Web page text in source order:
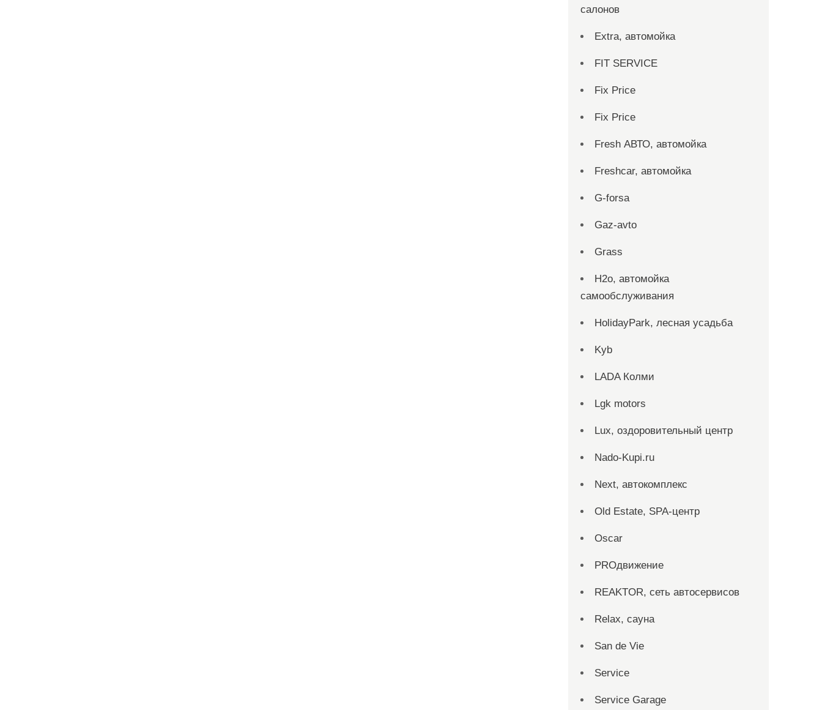
салонов
Extra, автомойка
FIT SERVICE
Fix Price
Fix Price
Fresh АВТО, автомойка
Freshcar, автомойка
G-forsa
Gaz-avto
Grass
H2o, автомойка
самообслуживания
HolidayPark, лесная усадьба
Kyb
LADA Колми
Lgk motors
Lux, оздоровительный центр
Nado-Kupi.ru
Next, автокомплекс
Old Estate, SPA-центр
Oscar
PROдвижение
REAKTOR, сеть автосервисов
Relax, сауна
San dе Vie
Service
Service Garage